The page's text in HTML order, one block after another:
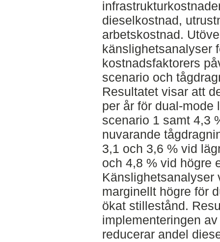
dieselkostnad,
arbetskostnad.
känslighetsanalyser
kostnadsfaktorers
scenario och
Resultatet visar att
per år för dual-mode
scenario 1 samt 4,3
nuvarande
3,1 och 3,6 % vid
och 4,8 % vid högre
Känslighetsanalyser
marginellt högre för
ökat stillestånd.
implementeringen
reducerar andel